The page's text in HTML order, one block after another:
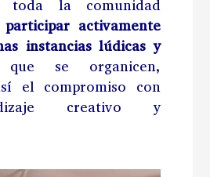
toda la comunidad
participar activamente
instancias lúdicas y
se organicen,
el compromiso con
creativo y